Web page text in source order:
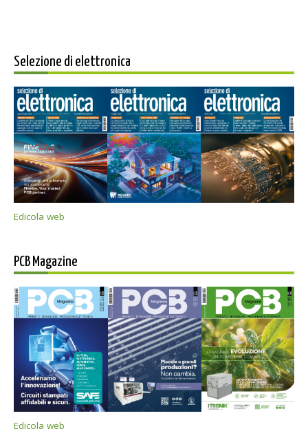
Selezione di elettronica
Edicola web
PCB Magazine
Edicola web